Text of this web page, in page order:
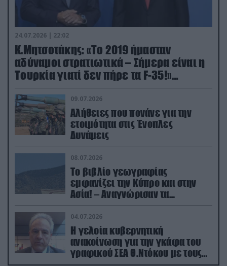
24.07.2026 | 22:02
Κ.Μητσοτάκης: «Το 2019 ήμασταν
αδύναμοι στρατιωτικά – Σήμερα είναι η
Τουρκία γιατί δεν πήρε τα F-35!»
(βίντεο)
09.07.2026
Αλήθειες που πονάνε για την
ετοιμότητα στις Ένοπλες
Δυνάμεις
08.07.2026
Το βιβλίο γεωγραφίας
εμφανίζει την Κύπρο και στην
Ασία! – Αναγνώρισαν τα
κατεχόμενα; (φωτο)
04.07.2026
Η γελοία κυβερνητική
ανακοίνωση για την γκάφα του
γραφικού ΣΕΑ Θ.Ντόκου με τους